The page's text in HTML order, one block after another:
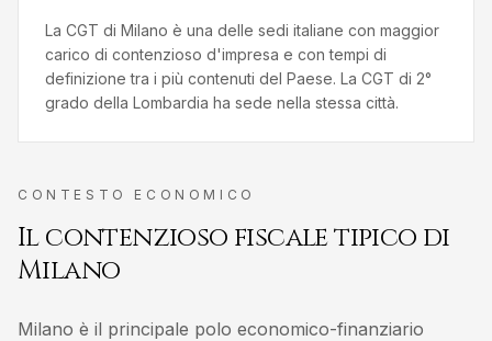
La CGT di Milano è una delle sedi italiane con maggior
carico di contenzioso d'impresa e con tempi di
definizione tra i più contenuti del Paese. La CGT di 2°
grado della Lombardia ha sede nella stessa città.
CONTESTO ECONOMICO
Il contenzioso fiscale tipico di
Milano
Milano è il principale polo economico-finanziario